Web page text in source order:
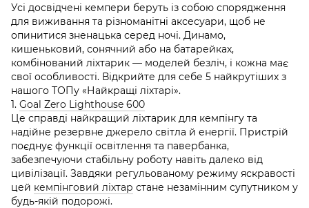
Усі досвідчені кемпери беруть із собою спорядження
для виживання та різноманітні аксесуари, щоб не
опинитися зненацька серед ночі. Динамо,
кишеньковий, сонячний або на батарейках,
комбінований ліхтарик — моделей безліч, і кожна має
свої особливості. Відкрийте для себе 5 найкрутіших з
нашого ТОПу «Найкращі ліхтарі».
1. Goal Zero Lighthouse 600
Це справді найкращий ліхтарик для кемпінгу та
надійне резервне джерело світла й енергії. Пристрій
поєднує функції освітлення та павербанка,
забезпечуючи стабільну роботу навіть далеко від
цивілізації. Завдяки регульованому режиму яскравості
цей кемпінговий ліхтар стане незамінним супутником у
будь-якій подорожі.